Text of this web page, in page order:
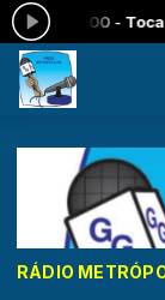
às 11:00 -
RÁDIO